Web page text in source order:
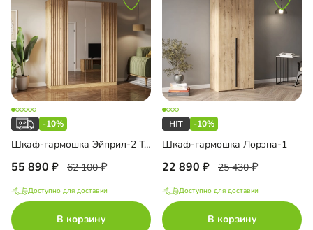
-10%
Шкаф-гармошка Эйприл-2 Тип 1
55 890 62 100
Доступно для доставки
В корзину
-10%
Шкаф-гармошка Лорэна-1
22 890 25 430
Доступно для доставки
В корзину